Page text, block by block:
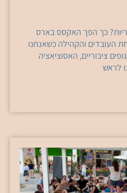
כך הפך האקסס בארס
העובדים והקהילה כשאנחנו
ציבוריים, האסוציאציה
לראש